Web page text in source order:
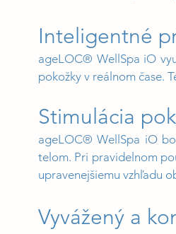
Inteligentné
ageLOC® WellSpa iO
pokožky v reálnom čase.
Stimulácia
ageLOC® WellSpa iO
telom. Pri pravidelnom
upravenejšiemu vzhľadu
Vyvážený a